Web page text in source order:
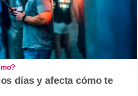
días y afecta cómo te